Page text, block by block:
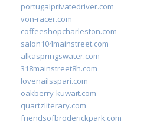
portugalprivatedriver.com
von-racer.com
coffeeshopcharleston.com
salon104mainstreet.com
alkaspringswater.com
318mainstreet8h.com
lovenailsspari.com
oakberry-kuwait.com
quartzliterary.com
friendsofbroderickpark.com